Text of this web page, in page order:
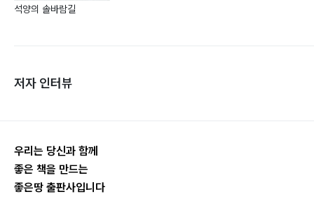
석양의 솔바람길
저자 인터뷰
우리는 당신과 함께
좋은 책을 만드는
좋은땅 출판사입니다